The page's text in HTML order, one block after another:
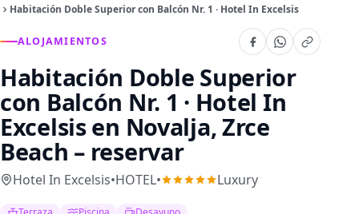
Habitación Doble Superior con Balcón Nr. 1 · Hotel In Excelsis
ALOJAMIENTOS
Habitación Doble Superior
con Balcón Nr. 1 · Hotel In
Excelsisen Novalja, Zrce
Beach – reservar
Hotel In Excelsis•HOTEL• Luxury